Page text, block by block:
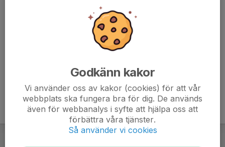
Godkänn kakor
Vi använder oss av kakor (cookies) för att vår
webbplats ska fungera bra för dig. De används
även för webbanalys i syfte att hjälpa oss att
förbättra våra tjänster.
Så använder vi cookies